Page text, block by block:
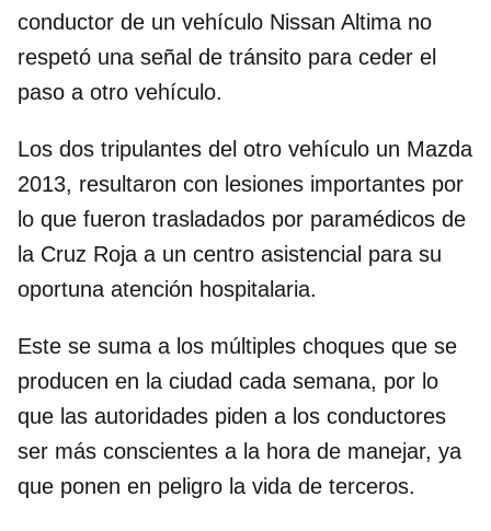
conductor de un vehículo Nissan Altima no
respetó una señal de tránsito para ceder el
paso a otro vehículo.
Los dos tripulantes del otro vehículo un Mazda
2013, resultaron con lesiones importantes por
lo que fueron trasladados por paramédicos de
la Cruz Roja a un centro asistencial para su
oportuna atención hospitalaria.
Este se suma a los múltiples choques que se
producen en la ciudad cada semana, por lo
que las autoridades piden a los conductores
ser más conscientes a la hora de manejar, ya
que ponen en peligro la vida de terceros.